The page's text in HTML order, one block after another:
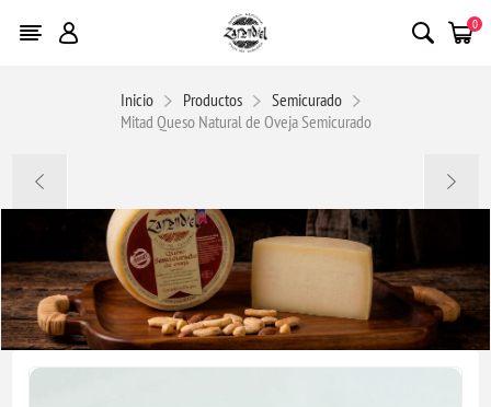
0
Inicio Productos
Semicurado
Mitad Queso Natural de Oveja Semicurado